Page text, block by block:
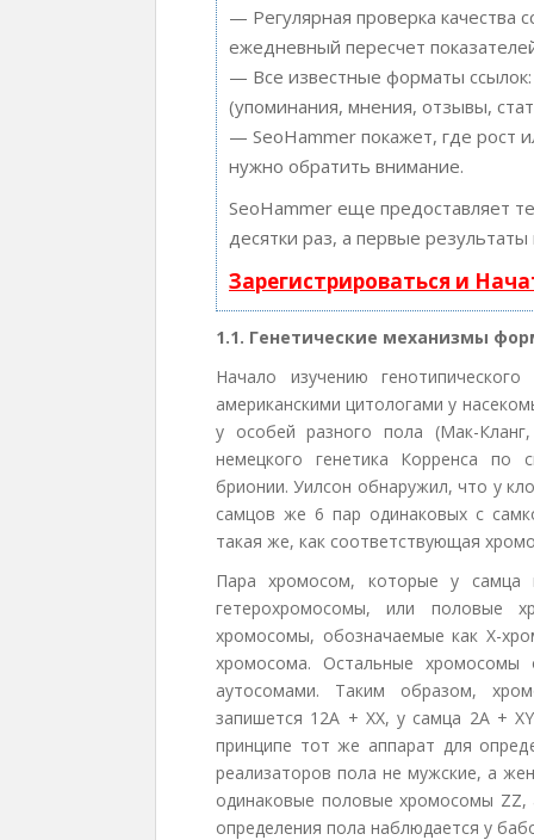
— Регулярная проверка качества
ежедневный пересчет
— Все известные форматы
(упоминания, мнения, отзывы,
— SeoHammer покажет, где рост
нужно обратить внимание.
SeoHammer еще предоставляет
десятки раз, а первые
Зарегистрироваться и
1.1. Генетические механизмы
Начало изучению
американскими цитологами у
у особей разного пола (Мак-
немецкого генетика Корренса по
брионии. Уилсон обнаружил, что у
самцов же 6 пар одинаковых с
такая же, как соответствующая
Пара хромосом, которые у самца
гетерохромосомы, или половые
хромосомы, обозначаемые как Х-
хромосома. Остальные
аутосомами. Таким образом,
запишется 12A + XX, у самца 2A +
принципе тот же аппарат для
реализаторов пола не мужские, а
одинаковые половые хромосомы
определения пола наблюдается у